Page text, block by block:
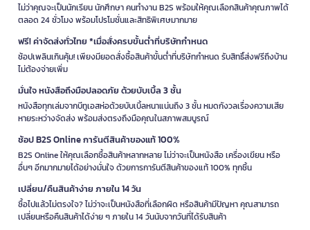
ไม่ว่าคุณจะเป็นนักเรียน นักศึกษา คนทำงาน B2S พร้อมให้คุณเลือกสินค้าคุณภาพได้
ตลอด 24 ชั่วโมง พร้อมโปรโมชั่นและสิทธิพิเศษมากมาย
ฟรี! ค่าจัดส่งทั่วไทย *เมื่อสั่งครบขั้นต่ำที่บริษัทกำหนด
ช้อปเพลินเกินคุ้ม! เพียงมียอดสั่งซื้อสินค้าขั้นต่ำที่บริษัทกำหนด รับสิทธิ์ส่งฟรีถึงบ้าน
ไม่ต้องจ่ายเพิ่ม
มั่นใจ หนังสือถึงมือปลอดภัย ด้วยบับเบิ้ล 3 ชั้น
หนังสือทุกเล่มจากบีทูเอสห่อด้วยบับเบิ้ลหนาแน่นถึง 3 ชั้น หมดกังวลเรื่องความเสีย
หายระหว่างจัดส่ง พร้อมส่งตรงถึงมือคุณในสภาพสมบูรณ์
ช้อป B2S Online การันตีสินค้าของแท้ 100%
B2S Online ให้คุณเลือกซื้อสินค้าหลากหลาย ไม่ว่าจะเป็นหนังสือ เครื่องเขียน หรือ
อื่นๆ อีกมากมายได้อย่างมั่นใจ ด้วยการการันตีสินค้าของแท้ 100% ทุกชิ้น
เปลี่ยน/คืนสินค้าง่าย ภายใน 14 วัน
ซื้อไปแล้วไม่ตรงใจ? ไม่ว่าจะเป็นหนังสือที่เลือกผิด หรือสินค้ามีปัญหา คุณสามารถ
เปลี่ยนหรือคืนสินค้าได้ง่าย ๆ ภายใน 14 วันนับจากวันที่ได้รับสินค้า